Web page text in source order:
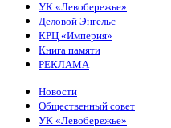
УК «Левобережье»
Деловой Энгельс
КРЦ «Империя»
Книга памяти
РЕКЛАМА
Новости
Общественный совет
УК «Левобережье»